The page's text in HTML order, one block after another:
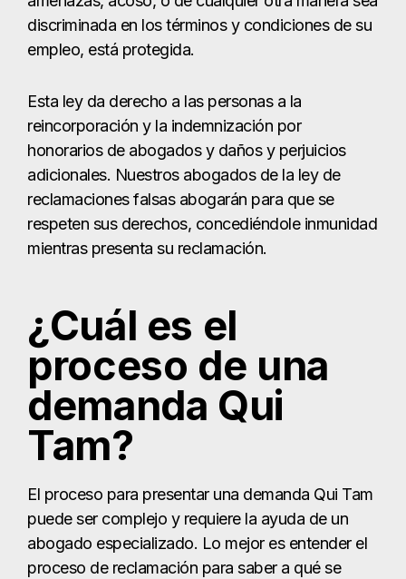
discriminada en los términos y condiciones de su
empleo, está protegida.
Esta ley da derecho a las personas a la
reincorporación y la indemnización por
honorarios de abogados y daños y perjuicios
adicionales. Nuestros abogados de la ley de
reclamaciones falsas abogarán para que se
respeten sus derechos, concediéndole inmunidad
mientras presenta su reclamación.
¿Cuál es el
proceso de una
demanda Qui
Tam?
El proceso para presentar una demanda Qui Tam
puede ser complejo y requiere la ayuda de un
abogado especializado. Lo mejor es entender el
proceso de reclamación para saber a qué se